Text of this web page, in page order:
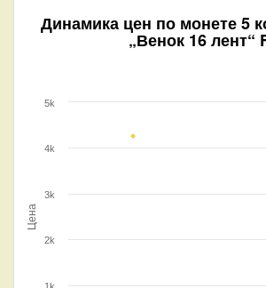
Динамика цен по монете5
„Венок 16 лент“
Цена
2k
3k
4k
5k